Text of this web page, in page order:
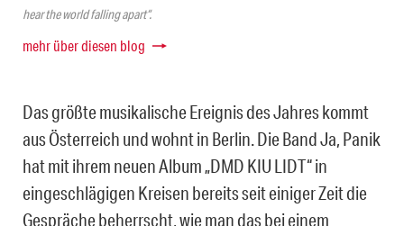
hear the world falling apart“.
mehr über diesen blog
Das größte musikalische Ereignis des Jahres kommt
aus Österreich und wohnt in Berlin. Die Band Ja, Panik
hat mit ihrem neuen Album „DMD KIU LIDT“ in
eingeschlägigen Kreisen bereits seit einiger Zeit die
Gespräche beherrscht, wie man das bei einem